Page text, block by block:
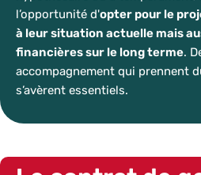
l’opportunité d'opter pour le
à leur situation actuelle mais
financières sur le long terme.
accompagnement qui prennent
s’avèrent essentiels.